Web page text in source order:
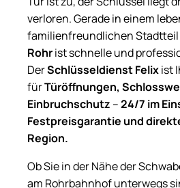
verloren. Gerade in einem
familienfreundlichen Stadtteil
Rohrist schnelle und
DerSchlüsseldienst Felixist
fürTüröffnungen,
Einbruchschutz –24/7 im
Festpreisgarantie und
Region.
Ob Sie in der Nähe der
am Rohrbahnhof unterwegs